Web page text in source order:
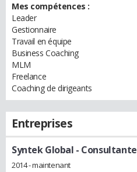
Mes compétences :
Leader
Gestionnaire
Travail en équipe
Business Coaching
MLM
Freelance
Coaching de dirigeants
Entreprises
Syntek Global - Consultante
2014 - maintenant